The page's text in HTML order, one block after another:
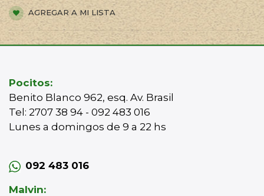
AGREGAR A MI LISTA
Pocitos:
Benito Blanco 962, esq. Av. Brasil
Tel: 2707 38 94 - 092 483 016
Lunes a domingos de 9 a 22 hs
092 483 016
Malvin: